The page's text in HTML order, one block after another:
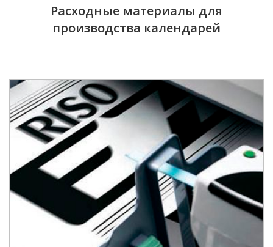
Расходные материалы для
производства календарей